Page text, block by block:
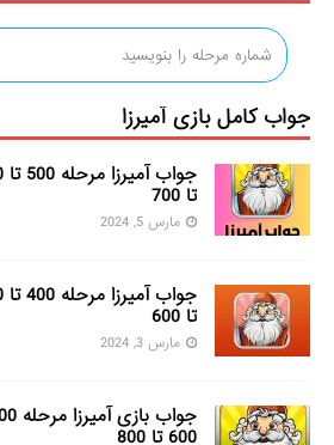
جواب کامل بازی آمیرزا
تا 700
مارس 5, 2024
تا 600
مارس 3, 2024
600 تا 800